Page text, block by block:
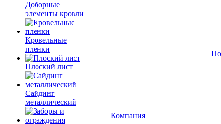
Доборные
элементы кровли
Кровельные
пленки
Плоский лист
Сайдинг
металлический
Компания